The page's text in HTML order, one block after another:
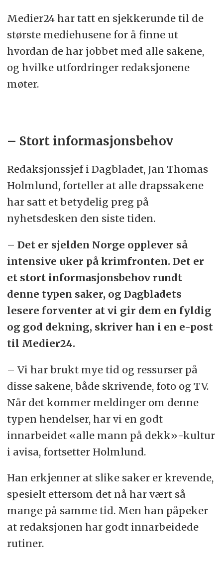
*20. juli: Kvinne drept på Askøy
Medier24 har tatt en sjekkerunde til de
største mediehusene for å finne ut
hvordan de har jobbet med alle sakene,
og hvilke utfordringer redaksjonene
møter.
– Stort informasjonsbehov
Redaksjonssjef i Dagbladet, Jan Thomas
Holmlund, forteller at alle drapssakene
har satt et betydelig preg på
nyhetsdesken den siste tiden.
– Det er sjelden Norge opplever så
intensive uker på krimfronten. Det er
et stort informasjonsbehov rundt
denne typen saker, og Dagbladets
lesere forventer at vi gir dem en fyldig
og god dekning, skriver han i en e-post
til Medier24.
– Vi har brukt mye tid og ressurser på
disse sakene, både skrivende, foto og TV.
Når det kommer meldinger om denne
typen hendelser, har vi en godt
innarbeidet «alle mann på dekk»-kultur
i avisa, fortsetter Holmlund.
Han erkjenner at slike saker er krevende,
spesielt ettersom det nå har vært så
mange på samme tid. Men han påpeker
at redaksjonen har godt innarbeidede
rutiner.